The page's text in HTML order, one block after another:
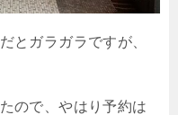
とガラガラですが、
ので、やはり予約は